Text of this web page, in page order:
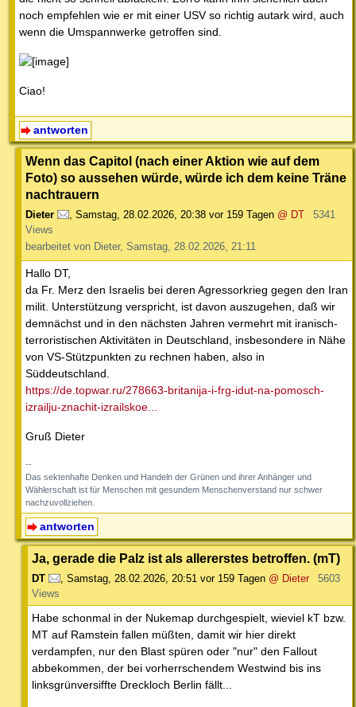
noch empfehlen wie er mit einer USV so richtig autark wird, auch
wenn die Umspannwerke getroffen sind.
Ciao!
antworten
Wenn das Capitol (nach einer Aktion wie auf dem
Foto) so aussehen würde, würde ich dem keine Träne
nachtrauern
Dieter , Samstag, 28.02.2026, 20:38 vor 159 Tagen @ DT
5341
Views
bearbeitet von Dieter, Samstag, 28.02.2026, 21:11
Hallo DT,
da Fr. Merz den Israelis bei deren Agressorkrieg gegen den Iran
milit. Unterstützung verspricht, ist davon auszugehen, daß wir
demnächst und in den nächsten Jahren vermehrt mit iranisch-
terroristischen Aktivitäten in Deutschland, insbesondere in Nähe
von VS-Stützpunkten zu rechnen haben, also in
Süddeutschland.
https://de.topwar.ru/278663-britanija-i-frg-idut-na-pomosch-
izrailju-znachit-izrailskoe...
Gruß Dieter
--
Das sektenhafte Denken und Handeln der Grünen und ihrer Anhänger und
Wählerschaft ist für Menschen mit gesundem Menschenverstand nur schwer
nachzuvollziehen.
antworten
Ja, gerade die Palz ist als allererstes betroffen. (mT)
DT , Samstag, 28.02.2026, 20:51 vor 159 Tagen @ Dieter
5603
Views
Habe schonmal in der Nukemap durchgespielt, wieviel kT bzw.
MT auf Ramstein fallen müßten, damit wir hier direkt
verdampfen, nur den Blast spüren oder "nur" den Fallout
abbekommen, der bei vorherrschendem Westwind bis ins
linksgrünversiffte Dreckloch Berlin fällt...